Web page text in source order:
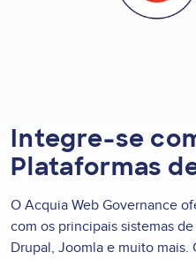
Integre-se
Plataformas
O Acquia Web Governance
com os principais sistemas
Drupal, Joomla e muito